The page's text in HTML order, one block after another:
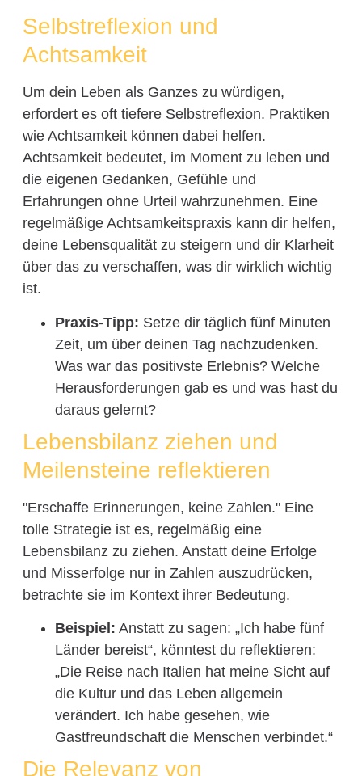
Selbstreflexion und
Achtsamkeit
Um dein Leben als Ganzes zu würdigen,
erfordert es oft tiefere Selbstreflexion. Praktiken
wie Achtsamkeit können dabei helfen.
Achtsamkeit bedeutet, im Moment zu leben und
die eigenen Gedanken, Gefühle und
Erfahrungen ohne Urteil wahrzunehmen. Eine
regelmäßige Achtsamkeitspraxis kann dir helfen,
deine Lebensqualität zu steigern und dir Klarheit
über das zu verschaffen, was dir wirklich wichtig
ist.
Praxis-Tipp: Setze dir täglich fünf Minuten
Zeit, um über deinen Tag nachzudenken.
Was war das positivste Erlebnis? Welche
Herausforderungen gab es und was hast du
daraus gelernt?
Lebensbilanz ziehen und
Meilensteine reflektieren
"Erschaffe Erinnerungen, keine Zahlen." Eine
tolle Strategie ist es, regelmäßig eine
Lebensbilanz zu ziehen. Anstatt deine Erfolge
und Misserfolge nur in Zahlen auszudrücken,
betrachte sie im Kontext ihrer Bedeutung.
Beispiel: Anstatt zu sagen: „Ich habe fünf
Länder bereist“, könntest du reflektieren:
„Die Reise nach Italien hat meine Sicht auf
die Kultur und das Leben allgemein
verändert. Ich habe gesehen, wie
Gastfreundschaft die Menschen verbindet.“
Die Relevanz von